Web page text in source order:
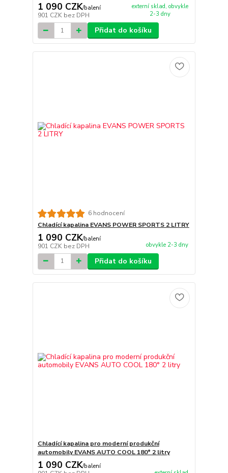
1 090 CZK/balení
901 CZK bez DPH
externí sklad, obvykle
2-3 dny
Přidat do košíku
6 hodnocení
Chladící kapalina EVANS POWER SPORTS 2 LITRY
1 090 CZK/balení
901 CZK bez DPH obvykle 2-3 dny
Přidat do košíku
Chladící kapalina pro moderní produkční
automobily EVANS AUTO COOL 180° 2 litry
1 090 CZK/balení